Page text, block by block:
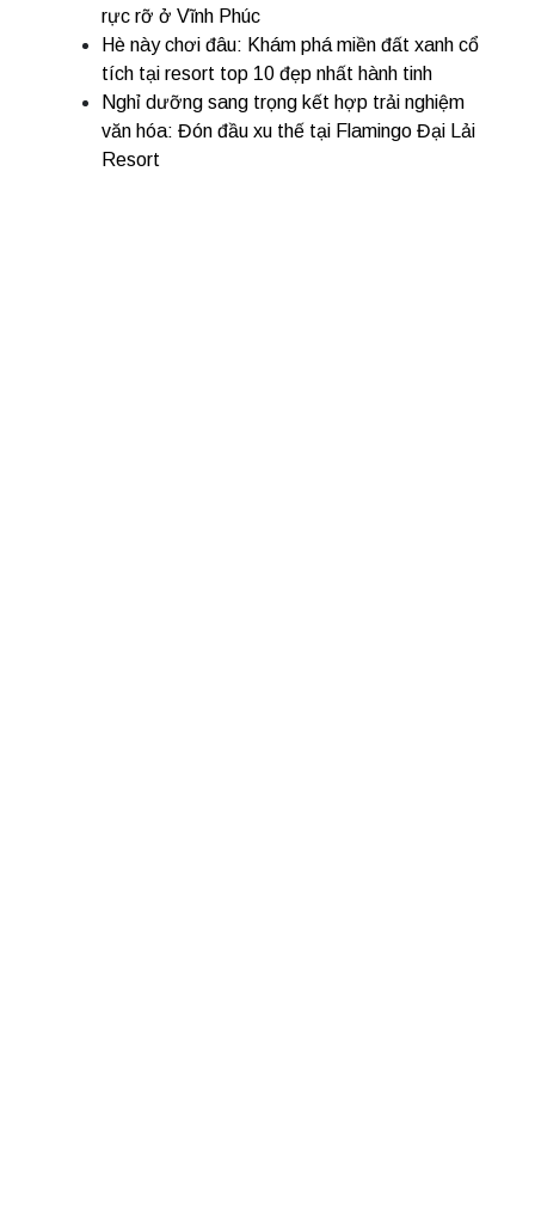
rực rỡ ở Vĩnh Phúc
Hè này chơi đâu: Khám phá miền đất xanh cổ
tích tại resort top 10 đẹp nhất hành tinh
Nghỉ dưỡng sang trọng kết hợp trải nghiệm
văn hóa: Đón đầu xu thế tại Flamingo Đại Lải
Resort